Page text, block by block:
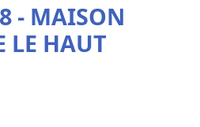
- MAISON
LE HAUT